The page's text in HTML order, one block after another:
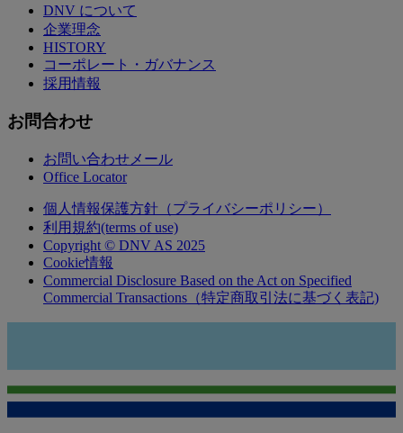
DNV について
企業理念
HISTORY
コーポレート・ガバナンス
採用情報
お問合わせ
お問い合わせメール
Office Locator
個人情報保護方針（プライバシーポリシー）
利用規約(terms of use)
Copyright © DNV AS 2025
Cookie情報
Commercial Disclosure Based on the Act on Specified
Commercial Transactions（特定商取引法に基づく表記)